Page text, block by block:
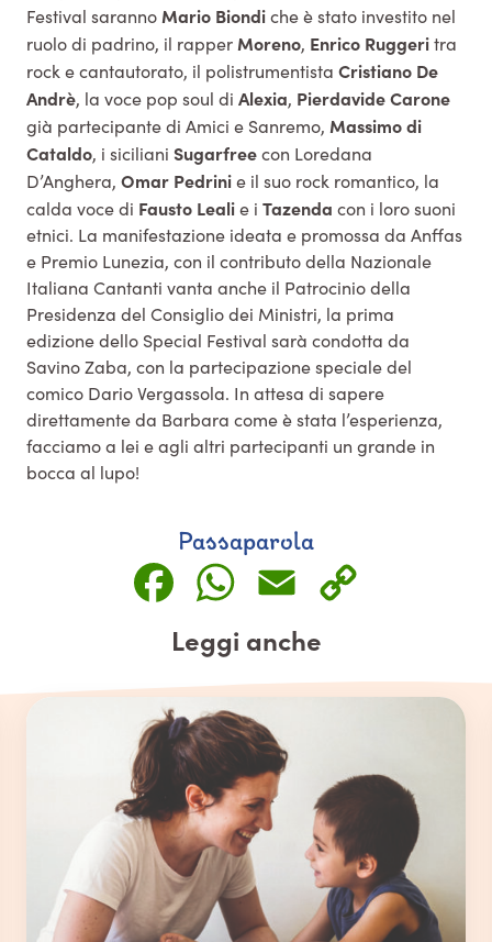
Festival saranno Mario Biondiche è stato investito nel
ruolo di padrino, il rapper Moreno, Enrico Ruggeritra
rock e cantautorato, il polistrumentista Cristiano De
Andrè, la voce pop soul di Alexia, PierdavideCarone
già partecipante di Amici e Sanremo, Massimodi
Cataldo, i siciliani Sugarfreecon Loredana
D’Anghera, Omar Pedrinie il suo rock romantico, la
calda voce di Fausto Lealie i Tazenda con i loro suoni
etnici. La manifestazione ideata e promossa da Anffas
e Premio Lunezia, con il contributo della Nazionale
Italiana Cantanti vanta anche il Patrocinio della
Presidenza del Consiglio dei Ministri, la prima
edizione dello Special Festival sarà condotta da
Savino Zaba, con la partecipazione speciale del
comico Dario Vergassola. In attesa di sapere
direttamente da Barbara come è stata l’esperienza,
facciamo a lei e agli altri partecipanti un grande in
bocca al lupo!
Passaparola
Facebook
WhatsApp
Email
Leggi anche